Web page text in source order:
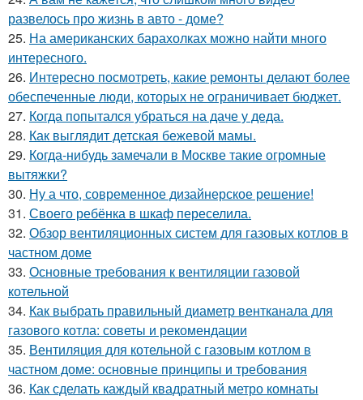
развелось про жизнь в авто - доме?
25. На американских барахолках можно найти много
интересного.
26. Интересно посмотреть, какие ремонты делают более
обеспеченные люди, которых не ограничивает бюджет.
27. Когда попытался убраться на даче у деда.
28. Как выглядит детская бежевой мамы.
29. Когда-нибудь замечали в Москве такие огромные
вытяжки?
30. Ну а что, современное дизайнерское решение!
31. Своего ребёнка в шкаф переселила.
32. Обзор вентиляционных систем для газовых котлов в
частном доме
33. Основные требования к вентиляции газовой
котельной
34. Как выбрать правильный диаметр вентканала для
газового котла: советы и рекомендации
35. Вентиляция для котельной с газовым котлом в
частном доме: основные принципы и требования
36. Как сделать каждый квадратный метро комнаты